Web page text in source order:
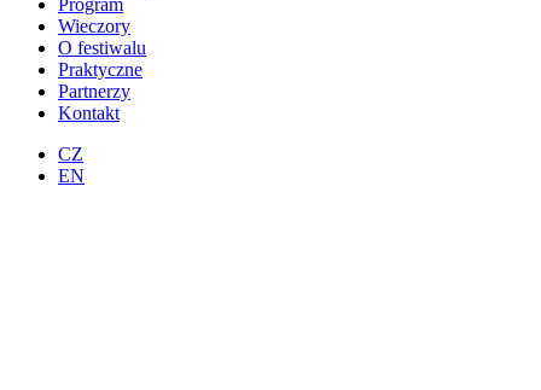
Wieczory
O festiwalu
Praktyczne
Partnerzy
Kontakt
CZ
EN